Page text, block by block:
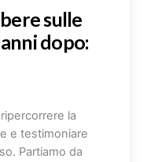
sulle
dopo:
la
e testimoniare
Partiamo da